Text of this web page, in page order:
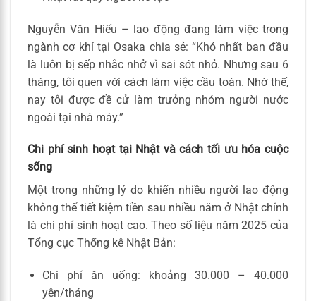
Nguyễn Văn Hiếu – lao động đang làm việc trong
ngành cơ khí tại Osaka chia sẻ: “Khó nhất ban đầu
là luôn bị sếp nhắc nhở vì sai sót nhỏ. Nhưng sau 6
tháng, tôi quen với cách làm việc cầu toàn. Nhờ thế,
nay tôi được đề cử làm trưởng nhóm người nước
ngoài tại nhà máy.”
Chi phí sinh hoạt tại Nhật và cách tối ưu hóa cuộc
sống
Một trong những lý do khiến nhiều người lao động
không thể tiết kiệm tiền sau nhiều năm ở Nhật chính
là chi phí sinh hoạt cao. Theo số liệu năm 2025 của
Tổng cục Thống kê Nhật Bản:
Chi phí ăn uống: khoảng 30.000 – 40.000
yên/tháng